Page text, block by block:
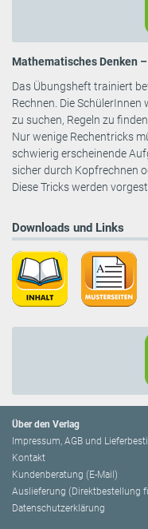
Mathematisches Denken
Das Übungsheft trainiert
Rechnen. Die
zu suchen, Regeln zu
Nur wenige Rechentricks
schwierig erscheinende
sicher durch Kopfrechnen
Diese Tricks werden
Downloads und Links
Über den Verlag
Impressum, AGB und
Kontakt
Kundenberatung (E-Mail)
Auslieferung (Direktbestellung
Datenschutzerklärung